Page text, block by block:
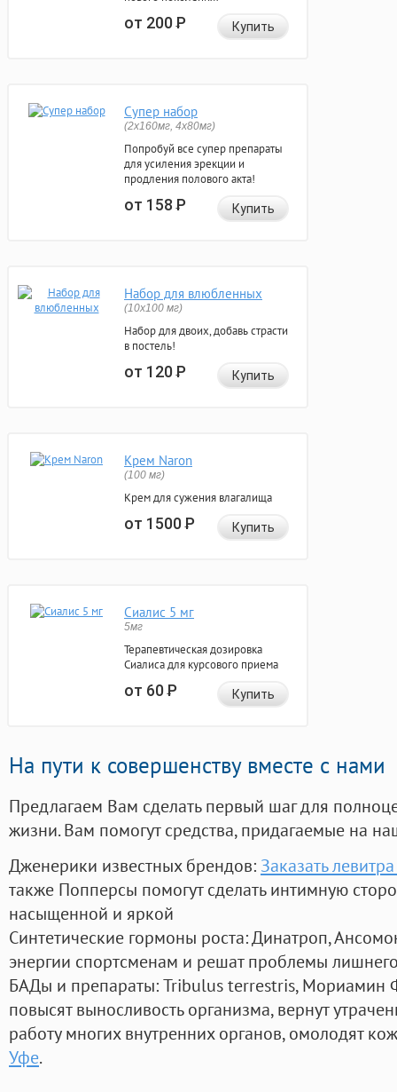
от 200Р Купить
Супер набор
(2х160мг, 4х80мг)
Попробуй все супер препараты
для усиления эрекции и
продления полового акта!
от 158Р Купить
Набор для влюбленных
(10х100 мг)
Набор для двоих, добавь страсти
в постель!
от 120Р Купить
Крем Naron
(100 мг)
Крем для сужения влагалища
от 1500Р Купить
Сиалис 5 мг
5мг
Терапевтическая дозировка
Сиалиса для курсового приема
от 60Р Купить
На пути к совершенству вместе с нами
Предлагаем Вам сделать первый шаг для
жизни. Вам помогут средства, придагаемые на
Дженерики известных брендов: Заказать
также Попперсы помогут сделать интимную
насыщенной и яркой
Синтетические гормоны роста: Динатроп,
энергии спортсменам и решат проблемы
БАДы и препараты:Tribulus terrestris, Мориамин
повысят выносливость организма, вернут
работу многих внутренних органов, омолодят
Уфе.